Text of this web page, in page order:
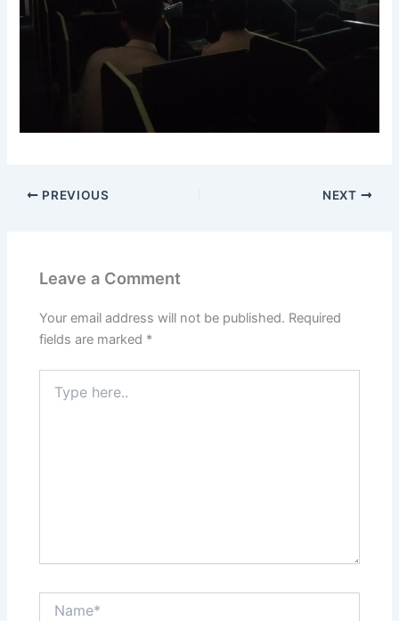
PREVIOUS NEXT
Leave a Comment
Your email address will not be published. Required
fields are marked *
here..